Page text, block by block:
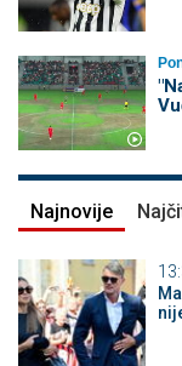
Najnovije